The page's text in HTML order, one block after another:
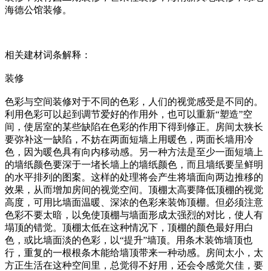
海德公馆装修。
相关建材词条解释：
装修
色彩与空间装修对于不同的色彩，人们的视觉感受是不同的。
利用色彩可以起到调节爱好的作用外，也可以重新“塑造”空
间，使居室的某些缺陷在色彩的作用下得到修正。房间太狭长
要弥补这一缺陷，不妨在两面短墙上用暖色，两面长墙用冷
色，因为暖色具有向内移动感。另一种方法是至少一面短墙上
的墙纸颜色要深于一堵长墙上的墙纸颜色，而且墙纸要呈鲜明
的水平排列的图案。这样的处理将会产生将墙面向两边推移的
效果，从而增加房间的视觉空间。顶棚太高要降低顶棚的视觉
高度，可用比墙面温暖、深浓的色彩来装饰顶棚。但必须注意
色彩不要太暗，以免使顶棚与墙面形成太强烈的对比，使人有
塌顶的错觉。顶棚太低在这种情况下，顶棚的颜色最好用白
色，或比墙面淡的色彩，以“提升”墙顶。用条木装饰墙顶也
行，重复的一根根条木能给墙顶带来一种动感。房间太小，太
方正生活在这种空间里，总觉得不好用，还会令感觉欠佳，要